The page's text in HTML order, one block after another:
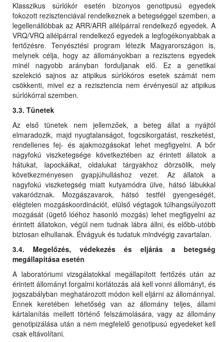
Klasszikus súrlókór esetén bizonyos genotipusú egyedek
fokozott rezisztenciával rendelkeznek a betegséggel szemben, a
legellenállóbbak az ARR/ARR allélpárral rendelkező egyedek. A
VRQ/VRQ allélpárral rendelkező egyedek a legfogékonyabbak a
fertőzésre. Tenyésztési program létezik Magyarországon is,
melynek célja, hogy az állományokban a rezisztens egyedek
minél nagyobb arányban forduljanak elő. Ez a genetikai
szelekció sajnos az atipikus súrlókóros esetek számát nem
csökkenti, mivel ez a rezisztencia nem érvényesül az atipikus
súrlókórral szemben.
3.3. Tünetek
Az első tünetek nem jellemzőek, a beteg állat a nyájtól
elmaradozik, majd nyugtalanságot, fogcsikorgatást, reszketést,
rendellenes fej- és ajakmozgásokat lehet megfigyelni. A bőr
nagyfokú viszketegsége következtében az érintett állatok a
hátukat, lapockáikat, oldalukat tárgyakhoz dörzsölik, mely
következményesen gyapjúhulláshoz vezet. Az állatok a
nagyfokú viszketegség miatt kutyamódra ülve, hátsó lábukkal
vakaródznak. Mozgászavarok, hátsó testfél gyengeségét,
elégtelen mozgáskoordinációt, elülső végtagok túlhangsúlyozott
mozgását (ügető lóéhoz hasonló mozgás) lehet megfigyelni az
érintett állatokon, végül nem tudnak lábra állni, és előbb-utóbb
biztosan elhullanak. Étvágyuk és tudatuk mindvégig zavartalan.
3.4. Megelőzés, védekezés és eljárás a betegség
megállapítása esetén
A laboratóriumi vizsgálatokkal megállapított fertőzés után az
érintett állományt forgalmi korlátozás alá kell vonni állományt, és
jogszabályban meghatározott módon kell eljárni az állománnyal.
Ennek keretében lehetőség van az állomány teljes, állami
kártalanítás mellett történő felszámolására, vagy az állomány
genotipizálása után a nem megfelelő genotipusú egyedeket kell
csak eltávolítani.